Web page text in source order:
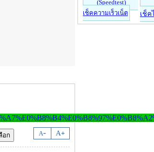
A- A+
เช็คความเร็วเน็ต เช็ค